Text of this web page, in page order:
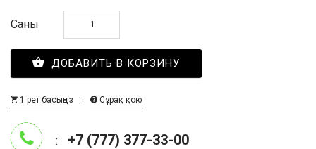
Саны
ДОБАВИТЬ В КОРЗИНУ
1 рет басыңыз Сұрақ қою
: +7 (777) 377-33-00